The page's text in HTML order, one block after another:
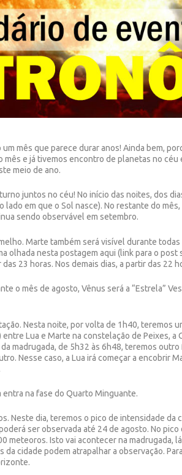
mês que parece durar anos! Ainda bem,
mês e já tivemos encontro de planetas no
meio de ano.
juntos no céu! No início das noites, dos
lado em que o Sol nasce). No restante do
sendo observável em setembro.
Marte também será visível durante
olhada nesta postagem aqui (link para o post
23 horas. Nos demais dias, a partir das 22
o mês de agosto, Vênus será a “Estrela”
Nesta noite, por volta de 1h40, teremos
Lua e Marte na constelação de Peixes,
madrugada, de 5h32 às 6h48, teremos
Nesse caso, a Lua irá começar a encobrir
entra na fase do Quarto Minguante.
Neste dia, teremos o pico de intensidade
ser observada até 24 de agosto. No
meteoros. Isto vai acontecer na madrugada,
da cidade podem atrapalhar a observação.